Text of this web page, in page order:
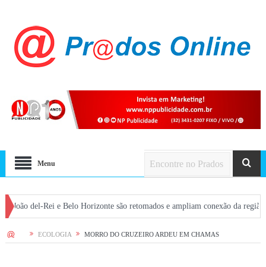
Menu
Rei e Belo Horizonte são retomados e ampliam conexão da região com a
HOME ECOLOGIA MORRO DO CRUZEIRO ARDEU EM CHAMAS